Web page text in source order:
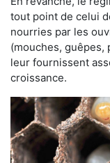
tout point de celui
nourries par les
(mouches, guêpes,
leur fournissent
croissance.